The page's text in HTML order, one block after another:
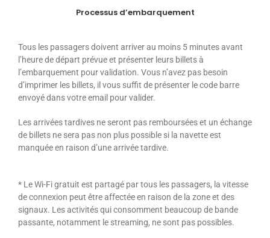
Processus d’embarquement
Tous les passagers doivent arriver au moins 5 minutes avant
l’heure de départ prévue et présenter leurs billets à
l’embarquement pour validation. Vous n’avez pas besoin
d’imprimer les billets, il vous suffit de présenter le code barre
envoyé dans votre email pour valider.
Les arrivées tardives ne seront pas remboursées et un échange
de billets ne sera pas non plus possible si la navette est
manquée en raison d’une arrivée tardive.
* Le Wi-Fi gratuit est partagé par tous les passagers, la vitesse
de connexion peut être affectée en raison de la zone et des
signaux. Les activités qui consomment beaucoup de bande
passante, notamment le streaming, ne sont pas possibles.